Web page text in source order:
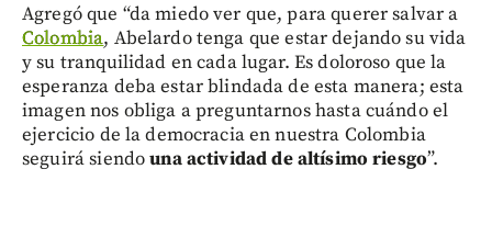
Agregó que “da miedo ver que, para querer salvar a
Colombia, Abelardo tenga que estar dejando su vida
y su tranquilidad en cada lugar. Es doloroso que la
esperanza deba estar blindada de esta manera; esta
imagen nos obliga a preguntarnos hasta cuándo el
ejercicio de la democracia en nuestra Colombia
seguirá siendouna actividad de altísimo riesgo”.